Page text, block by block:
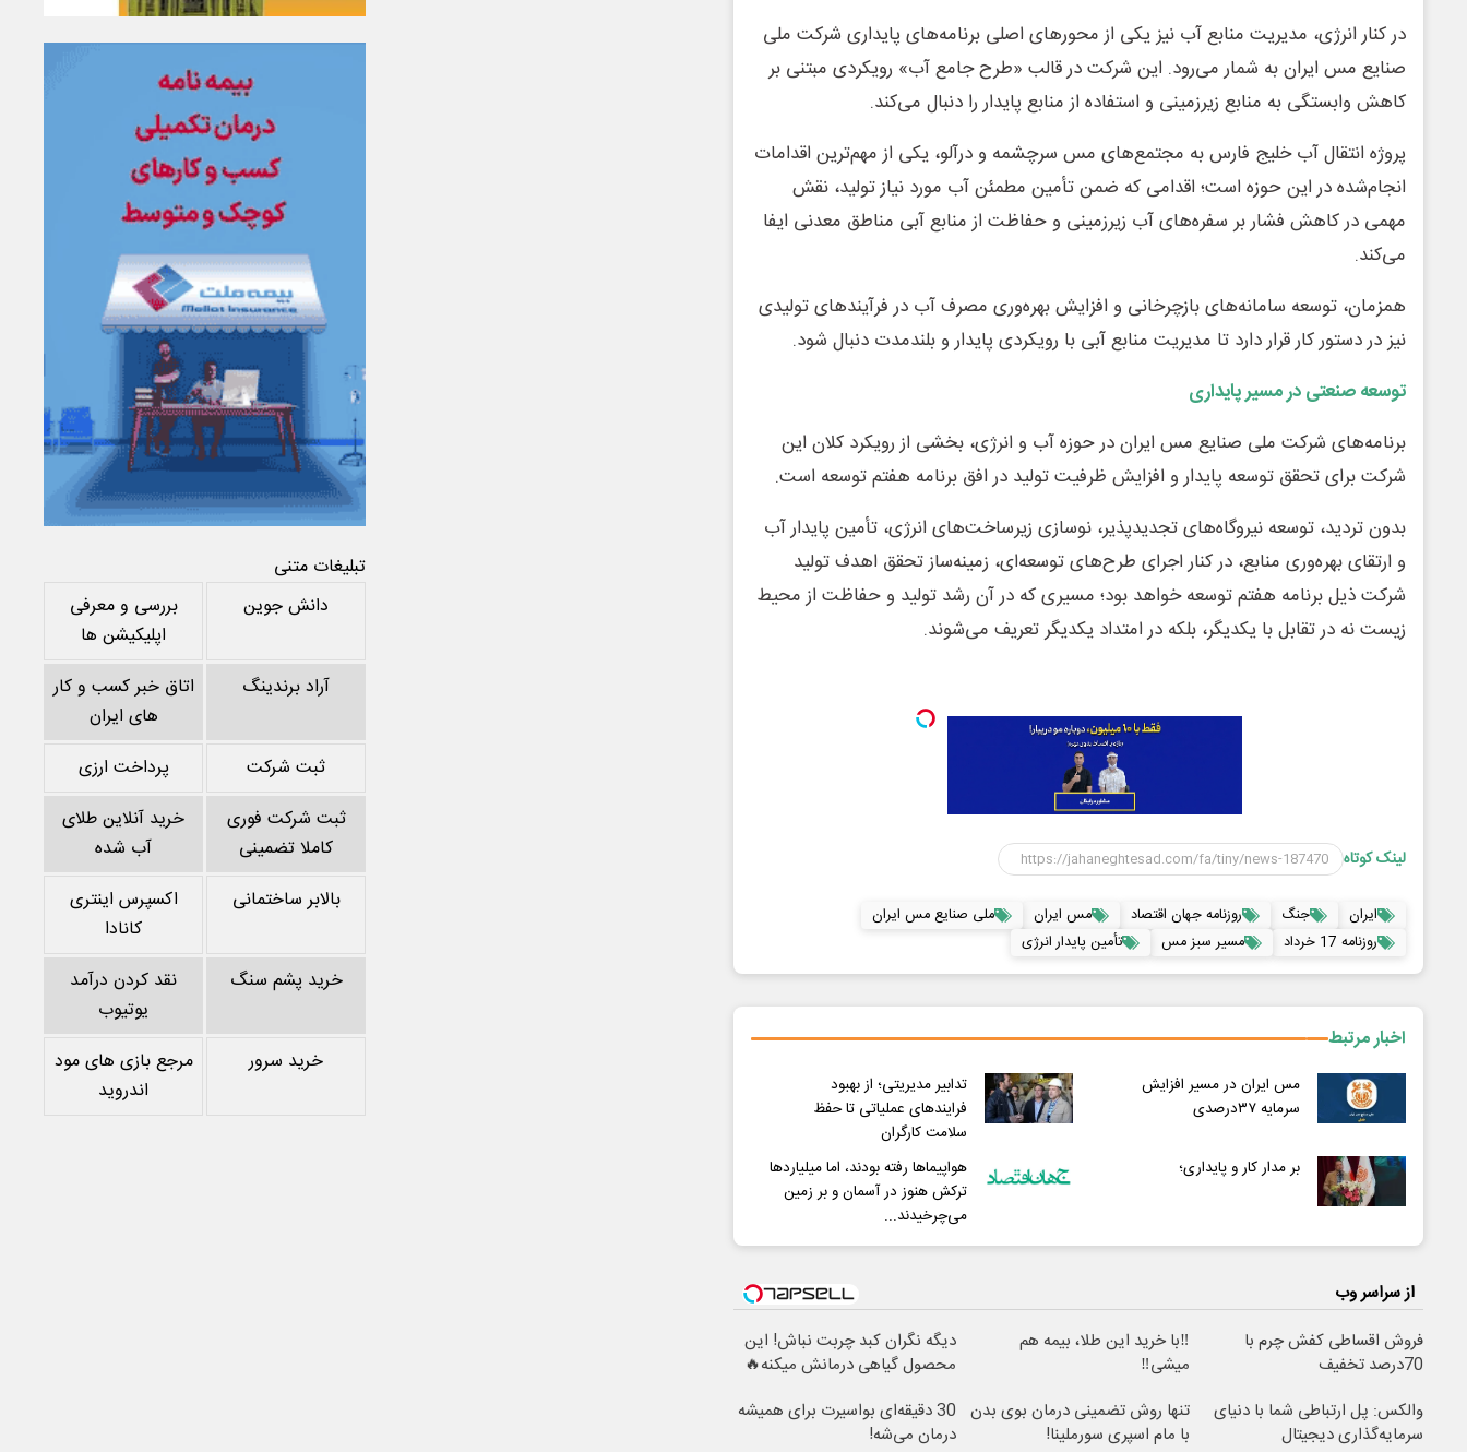
در کنار انرژی، مدیریت منابع آب نیز یکی از محورهای اصلی برنامه‌های پایداری شرکت ملی
صنایع مس ایران به شمار می‌رود. این شرکت در قالب «طرح جامع آب» رویکردی مبتنی بر
کاهش وابستگی به منابع زیرزمینی و استفاده از منابع پایدار را دنبال می‌کند.
پروژه انتقال آب خلیج فارس به مجتمع‌های مس سرچشمه و درآلو، یکی از مهم‌ترین اقدامات
انجام‌شده در این حوزه است؛ اقدامی که ضمن تأمین مطمئن آب مورد نیاز تولید، نقش
مهمی در کاهش فشار بر سفره‌های آب زیرزمینی و حفاظت از منابع آبی مناطق معدنی ایفا
می‌کند.
همزمان، توسعه سامانه‌های بازچرخانی و افزایش بهره‌وری مصرف آب در فرآیندهای تولیدی
نیز در دستور کار قرار دارد تا مدیریت منابع آبی با رویکردی پایدار و بلندمدت دنبال شود.
توسعه صنعتی در مسیر پایداری
برنامه‌های شرکت ملی صنایع مس ایران در حوزه آب و انرژی، بخشی از رویکرد کلان این
شرکت برای تحقق توسعه پایدار و افزایش ظرفیت تولید در افق برنامه هفتم توسعه است.
بدون تردید، توسعه نیروگاه‌های تجدیدپذیر، نوسازی زیرساخت‌های انرژی، تأمین پایدار آب
و ارتقای بهره‌وری منابع، در کنار اجرای طرح‌های توسعه‌ای، زمینه‌ساز تحقق اهدف تولید
شرکت ذیل برنامه هفتم توسعه خواهد بود؛ مسیری که در آن رشد تولید و حفاظت از محیط
زیست نه در تقابل با یکدیگر، بلکه در امتداد یکدیگر تعریف می‌شوند.
لینک کوتاه
ایران جنگ روزنامه جهان اقتصاد مس ایران
ملی صنایع مس ایران
روزنامه 17 خرداد
مسیر سبز مس تأمین پایدار انرژی
اخبار مرتبط
مس ایران در مسیر افزایش
سرمایه ۳۷درصدی
تدابیر مدیریتی؛ از بهبود
فرایندهای عملیاتی تا حفظ
سلامت کارگران
بر مدار کار و پایداری؛
هواپیماها رفته بودند، اما میلیاردها
ترکش هنوز در آسمان و بر زمین
می‌چرخیدند...
از سراسر وب
فروش اقساطی کفش چرم با
70درصد تخفیف
‼️با خرید این طلا، بیمه هم
میشی‼️
دیگه نگران کبد چربت نباش! این
محصول گیاهی درمانش میکنه🔥
والکس: پل ارتباطی شما با دنیای
سرمایه‌گذاری دیجیتال
تنها روش تضمینی درمان بوی بدن
با مام اسپری سورملینا!
30 دقیقه‌ای بواسیرت برای همیشه
درمان می‌شه!
تبلیغات متنی
دانش جوین
بررسی و معرفی
اپلیکیشن ها
آراد برندینگ
اتاق خبر کسب و کار
های ایران
ثبت شرکت
پرداخت ارزی
ثبت شرکت فوری
کاملا تضمینی
خرید آنلاین طلای
آب شده
بالابر ساختمانی
اکسپرس اینتری
کانادا
خرید پشم سنگ
نقد کردن درآمد
یوتیوب
خرید سرور
مرجع بازی های مود
اندروید